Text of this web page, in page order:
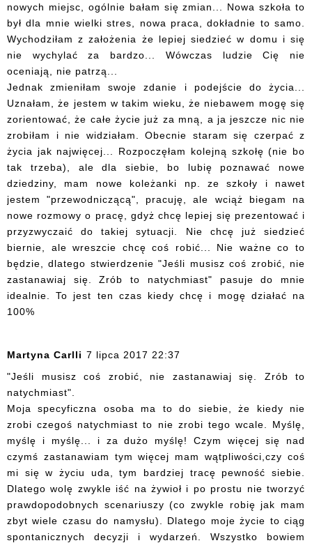
nowych miejsc, ogólnie bałam się zmian... Nowa szkoła to
był dla mnie wielki stres, nowa praca, dokładnie to samo.
Wychodziłam z założenia że lepiej siedzieć w domu i się
nie wychylać za bardzo... Wówczas ludzie Cię nie
oceniają, nie patrzą...
Jednak zmieniłam swoje zdanie i podejście do życia...
Uznałam, że jestem w takim wieku, że niebawem mogę się
zorientować, że całe życie już za mną, a ja jeszcze nic nie
zrobiłam i nie widziałam. Obecnie staram się czerpać z
życia jak najwięcej... Rozpoczęłam kolejną szkołę (nie bo
tak trzeba), ale dla siebie, bo lubię poznawać nowe
dziedziny, mam nowe koleżanki np. ze szkoły i nawet
jestem "przewodniczącą", pracuję, ale wciąż biegam na
nowe rozmowy o pracę, gdyż chcę lepiej się prezentować i
przyzwyczaić do takiej sytuacji. Nie chcę już siedzieć
biernie, ale wreszcie chcę coś robić... Nie ważne co to
będzie, dlatego stwierdzenie "Jeśli musisz coś zrobić, nie
zastanawiaj się. Zrób to natychmiast" pasuje do mnie
idealnie. To jest ten czas kiedy chcę i mogę działać na
100%
Martyna Carlli 7 lipca 2017 22:37
"Jeśli musisz coś zrobić, nie zastanawiaj się. Zrób to
natychmiast".
Moja specyficzna osoba ma to do siebie, że kiedy nie
zrobi czegoś natychmiast to nie zrobi tego wcale. Myślę,
myślę i myślę... i za dużo myślę! Czym więcej się nad
czymś zastanawiam tym więcej mam wątpliwości,czy coś
mi się w życiu uda, tym bardziej tracę pewność siebie.
Dlatego wolę zwykle iść na żywioł i po prostu nie tworzyć
prawdopodobnych scenariuszy (co zwykle robię jak mam
zbyt wiele czasu do namysłu). Dlatego moje życie to ciąg
spontanicznych decyzji i wydarzeń. Wszystko bowiem